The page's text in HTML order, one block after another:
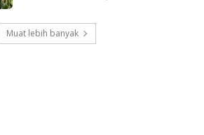
Muat lebih banyak